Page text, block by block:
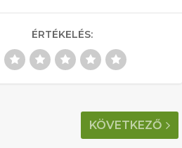
ÉRTÉKELÉS:
KÖVETKEZŐ